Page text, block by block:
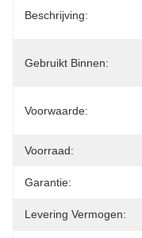
Beschrijving:
Gebruikt Binnen:
Voorwaarde:
Voorraad:
Garantie:
Levering Vermogen: